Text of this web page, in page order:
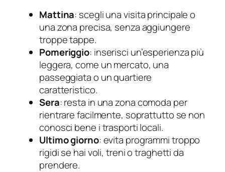
Mattina: scegli una visita principale o
una zona precisa, senza aggiungere
troppe tappe.
Pomeriggio: inserisci un’esperienza più
leggera, come un mercato, una
passeggiata o un quartiere
caratteristico.
Sera: resta in una zona comoda per
rientrare facilmente, soprattutto se non
conosci bene i trasporti locali.
Ultimo giorno: evita programmi troppo
rigidi se hai voli, treni o traghetti da
prendere.